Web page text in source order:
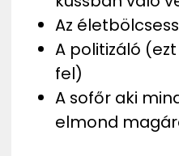
Az
A politizáló
fel)
A sofőr aki
elmond